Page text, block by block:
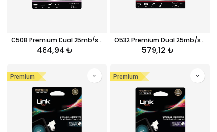
O508 Premium Dual 25mb/s 8GB Mikro USB OTG Flash Bellek
484,94 ₺
O532 Premium Dual 25mb/s 32GB Mikro USB OTG Flash Bellek
579,12 ₺
Premium Premium